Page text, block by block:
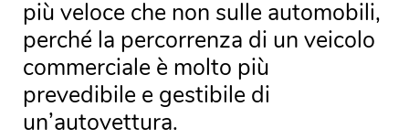
più veloce che non sulle automobili,
perché la percorrenza di un veicolo
commerciale è molto più
prevedibile e gestibile di
un’autovettura.